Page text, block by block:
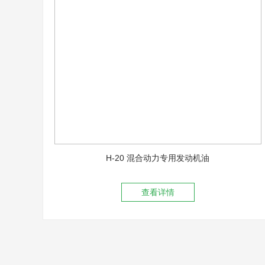
H-20 混合动力专用发动机油
查看详情